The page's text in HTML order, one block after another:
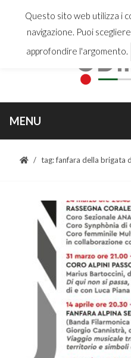
MENU
tag: fanfara della brigata
Questo sito web utilizza i
navigazione. Puoi
approfondire l'argomento.